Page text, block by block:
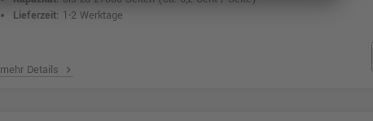
Lieferzeit: 1-2 Werktage
mehr Details chevron_right